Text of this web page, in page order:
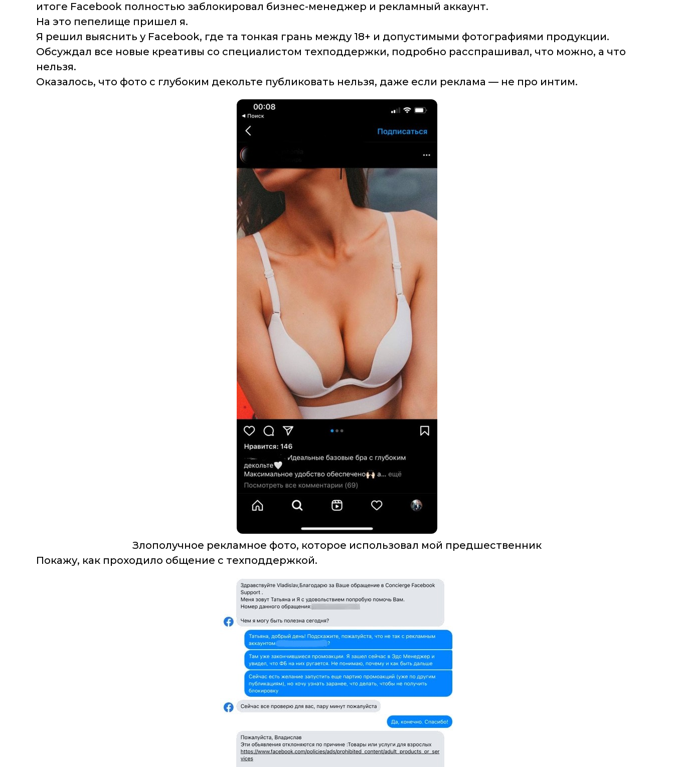
итоге Facebook полностью заблокировал бизнес-менеджер и рекламный аккаунт.
На это пепелище пришел я.
Я решил выяснить у Facebook, где та тонкая грань между 18+ и допустимыми фотографиями продукции.
Обсуждал все новые креативы со специалистом техподдержки, подробно расспрашивал, что можно, а что
нельзя.
Оказалось, что фото с глубоким декольте публиковать нельзя, даже если реклама — не про интим.
Злополучное рекламное фото, которое использовал мой предшественник
Покажу, как проходило общение с техподдержкой.